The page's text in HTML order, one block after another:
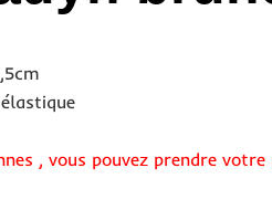
, vous pouvez prendre